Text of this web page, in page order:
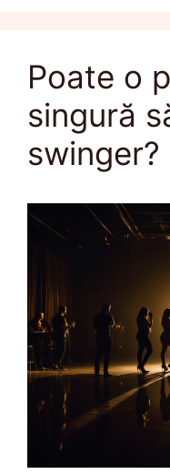
Poate o
singură
swinger?